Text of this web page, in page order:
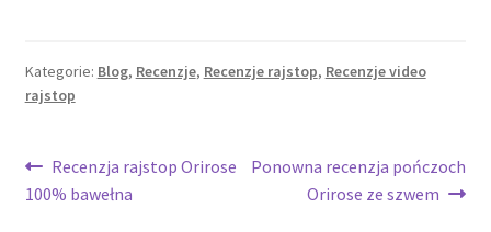
Kategorie: Blog, Recenzje, Recenzje rajstop, Recenzje video
rajstop
Recenzja rajstop Orirose
100% bawełna
Ponowna recenzja pończoch
Orirose ze szwem